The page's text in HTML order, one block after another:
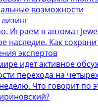
возможности
Играем в автомат
наследие. Как
экспертов
идет активное
перехода на
Что говорит по